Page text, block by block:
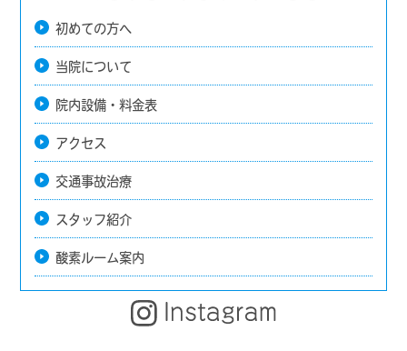
初めての方へ
当院について
院内設備・料金表
アクセス
交通事故治療
スタッフ紹介
酸素ルーム案内